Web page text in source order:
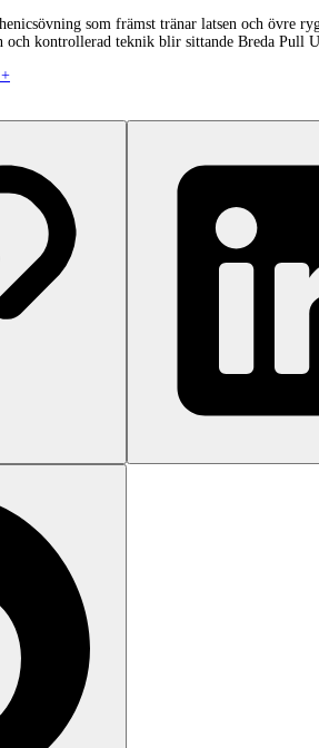
som främst tränar latsen och övre
och kontrollerad teknik blir sittande Breda